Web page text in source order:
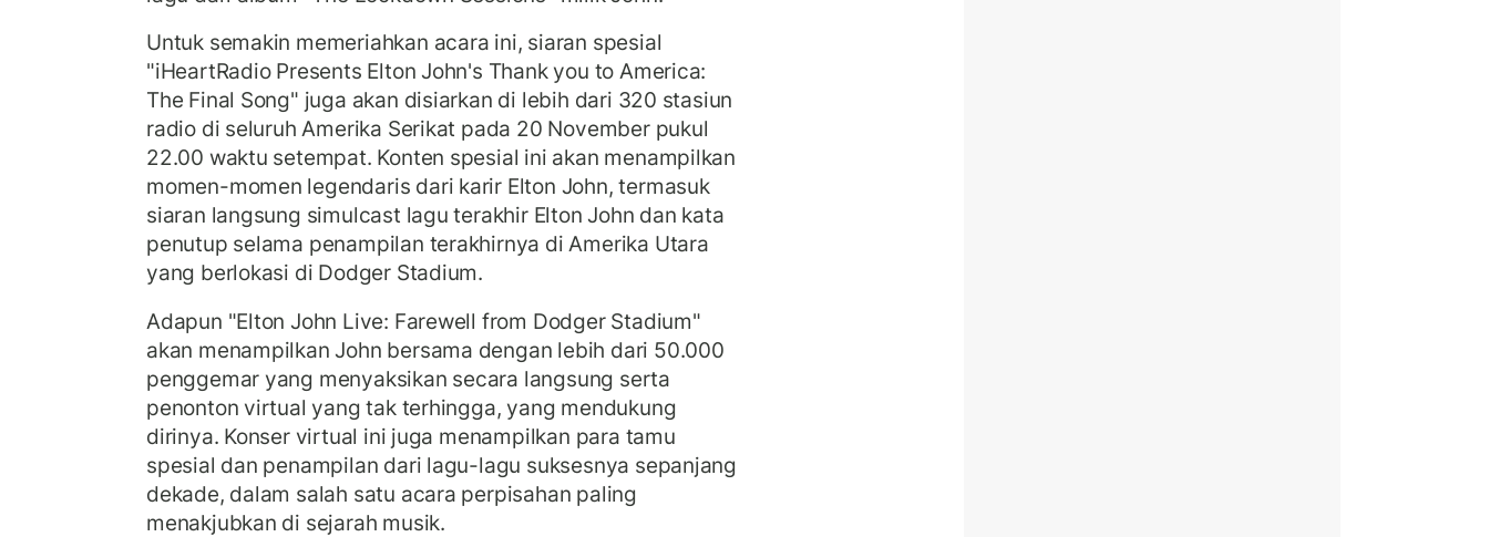
Untuk semakin memeriahkan acara ini, siaran spesial
"iHeartRadio Presents Elton John's Thank you to America:
The Final Song" juga akan disiarkan di lebih dari 320 stasiun
radio di seluruh Amerika Serikat pada 20 November pukul
22.00 waktu setempat. Konten spesial ini akan menampilkan
momen-momen legendaris dari karir Elton John, termasuk
siaran langsung simulcast lagu terakhir Elton John dan kata
penutup selama penampilan terakhirnya di Amerika Utara
yang berlokasi di Dodger Stadium.
Adapun "Elton John Live: Farewell from Dodger Stadium"
akan menampilkan John bersama dengan lebih dari 50.000
penggemar yang menyaksikan secara langsung serta
penonton virtual yang tak terhingga, yang mendukung
dirinya. Konser virtual ini juga menampilkan para tamu
spesial dan penampilan dari lagu-lagu suksesnya sepanjang
dekade, dalam salah satu acara perpisahan paling
menakjubkan di sejarah musik.